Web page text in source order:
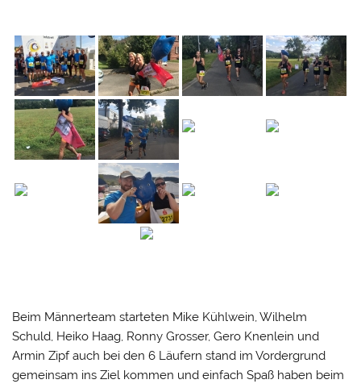
Beim Männerteam starteten Mike Kühlwein, Wilhelm
Schuld, Heiko Haag, Ronny Grosser, Gero Knenlein und
Armin Zipf auch bei den 6 Läufern stand im Vordergrund
gemeinsam ins Ziel kommen und einfach Spaß haben beim